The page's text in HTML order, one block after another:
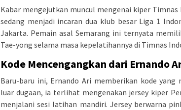
Kabar mengejutkan muncul mengenai kiper Timnas
sedang menjadi incaran dua klub besar Liga 1
Jakarta. Pemain asal Semarang ini ternyata
Tae-yong selama masa kepelatihannya di Timnas
Kode Mencengangkan dari Ernando
Baru-baru ini, Ernando Ari memberikan kode yang
luar dugaan, ia terlihat mengenakan jersey kiper
menjalani sesi latihan mandiri. Jersey berwarna